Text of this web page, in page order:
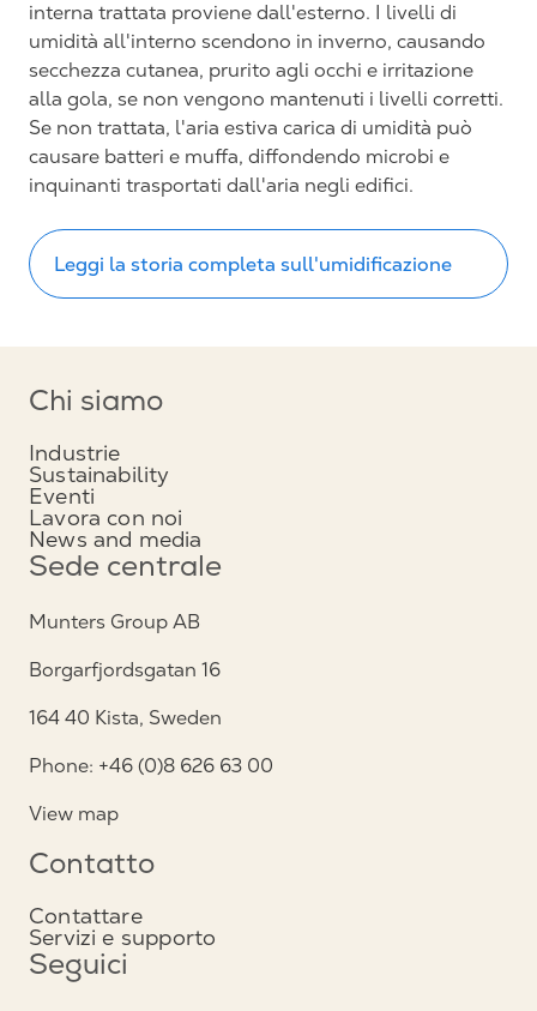
interna trattata proviene dall'esterno. I livelli di
umidità all'interno scendono in inverno, causando
secchezza cutanea, prurito agli occhi e irritazione
alla gola, se non vengono mantenuti i livelli corretti.
Se non trattata, l'aria estiva carica di umidità può
causare batteri e muffa, diffondendo microbi e
inquinanti trasportati dall'aria negli edifici.
Leggi la storia completa sull'umidificazione
Chi siamo
Industrie
Sustainability
Eventi
Lavora con noi
News and media
Sede centrale
Munters Group AB
Borgarfjordsgatan 16
164 40 Kista, Sweden
Phone: +46 (0)8 626 63 00
View map
Contatto
Contattare
Servizi e supporto
Seguici